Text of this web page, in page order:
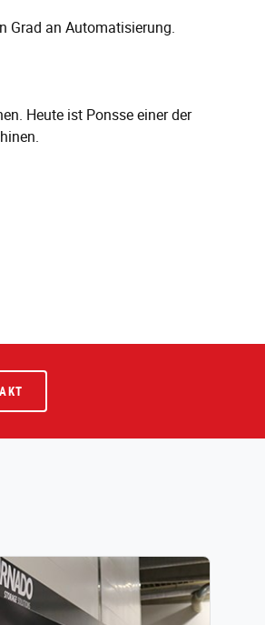
Grad an Automatisierung.
Heute ist Ponsse einer der